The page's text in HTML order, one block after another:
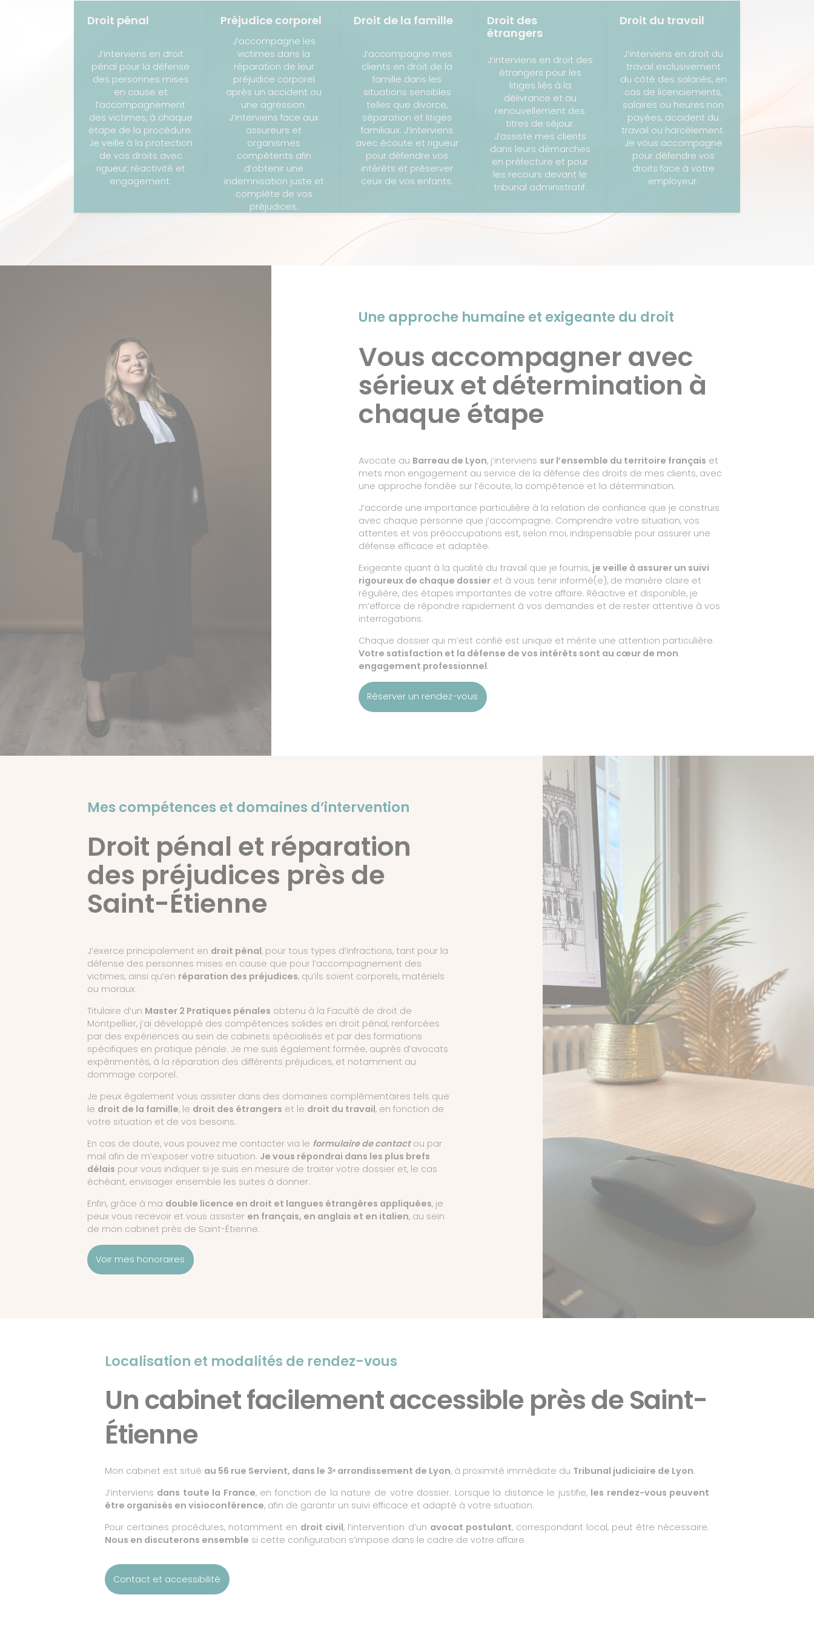
Droit pénal
J’interviens en droit
pénal pour la défense
des personnes mises
en cause et
l’accompagnement
des victimes, à chaque
étape de la procédure.
Je veille à la protection
de vos droits avec
rigueur, réactivité et
engagement.
Préjudice corporel
J’accompagne les
victimes dans la
réparation de leur
préjudice corporel
après un accident ou
une agression.
J’interviens face aux
assureurs et
organismes
compétents afin
d’obtenir une
indemnisation juste et
complète de vos
préjudices.
Droit de la famille
J’accompagne mes
clients en droit de la
famille dans les
situations sensibles
telles que divorce,
séparation et litiges
familiaux. J’interviens
avec écoute et rigueur
pour défendre vos
intérêts et préserver
ceux de vos enfants.
Droit des
étrangers
J’interviens en droit des
étrangers pour les
litiges liés à la
délivrance et au
renouvellement des
titres de séjour.
J’assiste mes clients
dans leurs démarches
en préfecture et pour
les recours devant le
tribunal administratif.
Droit du travail
J’interviens en droit du
travail exclusivement
du côté des salariés, en
cas de licenciements,
salaires ou heures non
payées, accident du
travail ou harcèlement.
Je vous accompagne
pour défendre vos
droits face à votre
employeur.
Une approche humaine et exigeante du droit
Vous accompagner avec
sérieux et détermination à
chaque étape
Avocate au Barreau de Lyon, j’interviens sur l’ensemble du territoire français et
mets mon engagement au service de la défense des droits de mes clients, avec
une approche fondée sur l’écoute, la compétence et la détermination.
J’accorde une importance particulière à la relation de confiance que je construis
avec chaque personne que j’accompagne. Comprendre votre situation, vos
attentes et vos préoccupations est, selon moi, indispensable pour assurer une
défense efficace et adaptée.
Exigeante quant à la qualité du travail que je fournis, je veille à assurer un suivi
rigoureux de chaque dossier et à vous tenir informé(e), de manière claire et
régulière, des étapes importantes de votre affaire. Réactive et disponible, je
m’efforce de répondre rapidement à vos demandes et de rester attentive à vos
interrogations.
Chaque dossier qui m’est confié est unique et mérite une attention particulière.
Votre satisfaction et la défense de vos intérêts sont au cœur de mon
engagement professionnel.
Réserver un rendez-vous
Mes compétences et domaines d’intervention
Droit pénal et réparation
des préjudices près de
Saint-Étienne
J’exerce principalement en droit pénal, pour tous types d’infractions, tant pour la
défense des personnes mises en cause que pour l’accompagnement des
victimes, ainsi qu’en réparation des préjudices, qu’ils soient corporels, matériels
ou moraux.
Titulaire d’un Master 2 Pratiques pénales obtenu à la Faculté de droit de
Montpellier, j’ai développé des compétences solides en droit pénal, renforcées
par des expériences au sein de cabinets spécialisés et par des formations
spécifiques en pratique pénale. Je me suis également formée, auprès d’avocats
expérimentés, à la réparation des différents préjudices, et notamment au
dommage corporel.
Je peux également vous assister dans des domaines complémentaires tels que
le droit de la famille, le droit des étrangers et le droit du travail, en fonction de
votre situation et de vos besoins.
En cas de doute, vous pouvez me contacter via le formulaire de contactou par
mail afin de m’exposer votre situation. Je vous répondrai dans les plus brefs
délais pour vous indiquer si je suis en mesure de traiter votre dossier et, le cas
échéant, envisager ensemble les suites à donner.
Enfin, grâce à ma double licence en droit et langues étrangères appliquées, je
peux vous recevoir et vous assister en français, en anglais et en italien, au sein
de mon cabinet près de Saint-Étienne.
Voir mes honoraires
Localisation et modalités de rendez-vous
Un cabinet facilement accessible près de Saint-
Étienne
Mon cabinet est situé au 56 rue Servient, dans le 3ᵉ arrondissement de Lyon, à proximité immédiate du Tribunal judiciaire de Lyon.
J’interviens dans toute la France, en fonction de la nature de votre dossier. Lorsque la distance le justifie, les rendez-vous peuvent
être organisés en visioconférence, afin de garantir un suivi efficace et adapté à votre situation.
Pour certaines procédures, notamment en droit civil, l’intervention d’un avocat postulant, correspondant local, peut être nécessaire.
Nous en discuterons ensemble si cette configuration s’impose dans le cadre de votre affaire.
Contact et accessibilité